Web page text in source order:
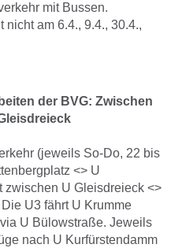
mit Bussen.
nicht am 6.4., 9.4., 30.4.,
der BVG: Zwischen
(jeweils So-Do, 22 bis
<> U
zwischen U Gleisdreieck <>
U3 fährt U Krumme
U Bülowstraße. Jeweils
nach U Kurfürstendamm